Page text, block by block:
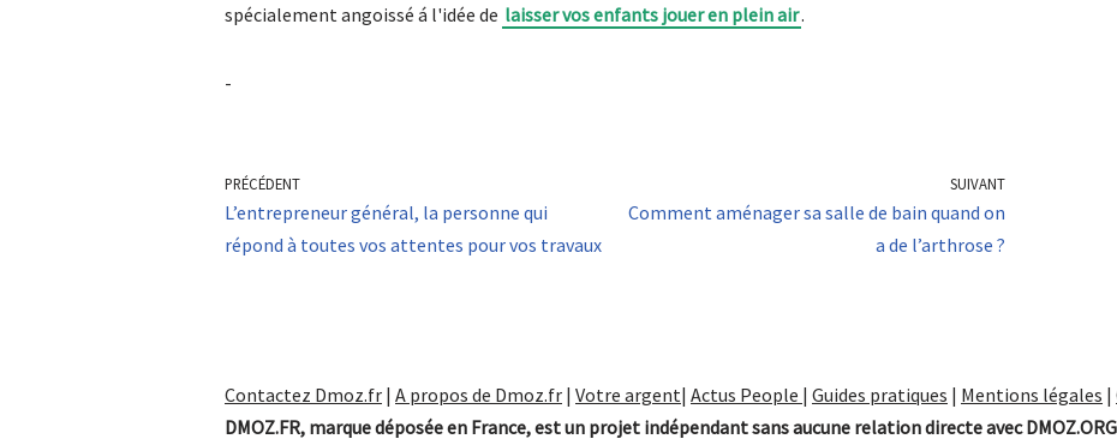
spécialement angoissé á l'idée de laisser vos enfants jouer en plein air.
-
PRÉCÉDENT
L’entrepreneur général, la personne qui
répond à toutes vos attentes pour vos travaux
SUIVANT
Comment aménager sa salle de bain quand on
a de l’arthrose ?
Contactez Dmoz.fr | A propos de Dmoz.fr | Votre argent| Actus People | Guides pratiques | Mentions légales |
DMOZ.FR, marque déposée en France, est un projet indépendant sans aucune relation directe avec